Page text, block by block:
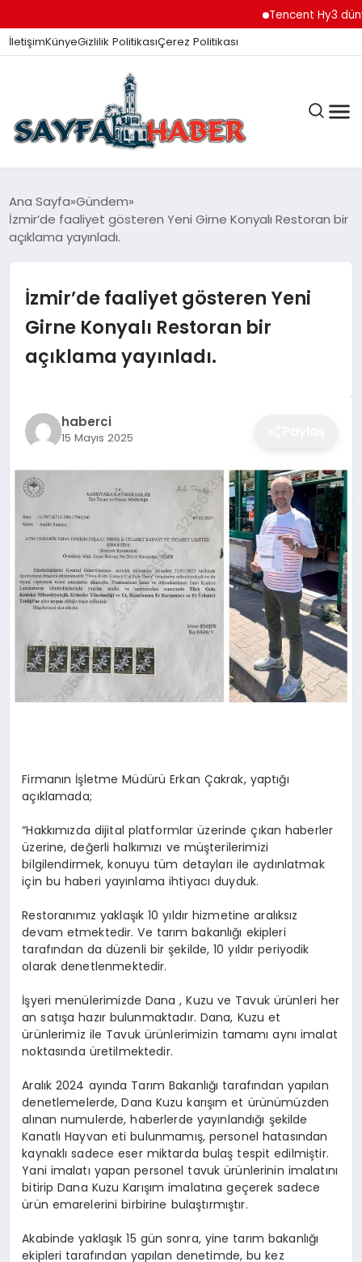
Tencent Hy3 dünya
İletişimKünyeGizlilik PolitikasıÇerez Politikası
ANA SAYFA
GÜNDEM
İZMIR HABERLERI
EKONOMI
SAĞLIK
YAŞAM
DIĞER
Ana Sayfa Gündem
İzmir’de faaliyet gösteren Yeni Girne Konyalı Restoran bir
açıklama yayınladı.
İzmir’de faaliyet gösteren Yeni
Girne Konyalı Restoran bir
açıklama yayınladı.
haberci
15 Mayıs 2025
Firmanın İşletme Müdürü Erkan Çakrak, yaptığı
açıklamada;
“Hakkımızda dijital platformlar üzerinde çıkan haberler
üzerine, değerli halkımızı ve müşterilerimizi
bilgilendirmek, konuyu tüm detayları ile aydınlatmak
için bu haberi yayınlama ihtiyacı duyduk.
Restoranımız yaklaşık 10 yıldır hizmetine aralıksız
devam etmektedir. Ve tarım bakanlığı ekipleri
tarafından da düzenli bir şekilde, 10 yıldır periyodik
olarak denetlenmektedir.
İşyeri menülerimizde Dana , Kuzu ve Tavuk ürünleri her
an satışa hazır bulunmaktadır. Dana, Kuzu et
ürünlerimiz ile Tavuk ürünlerimizin tamamı aynı imalat
noktasında üretilmektedir.
Aralık 2024 ayında Tarım Bakanlığı tarafından yapılan
denetlemelerde, Dana Kuzu karışım et ürünümüzden
alınan numulerde, haberlerde yayınlandığı şekilde
Kanatlı Hayvan eti bulunmamış, personel hatasından
kaynaklı sadece eser miktarda bulaş tespit edilmiştir.
Yani imalatı yapan personel tavuk ürünlerinin imalatını
bitirip Dana Kuzu Karışım imalatına geçerek sadece
ürün emarelerini birbirine bulaştırmıştır.
Akabinde yaklaşık 15 gün sonra, yine tarım bakanlığı
ekipleri tarafından yapılan denetimde, bu kez